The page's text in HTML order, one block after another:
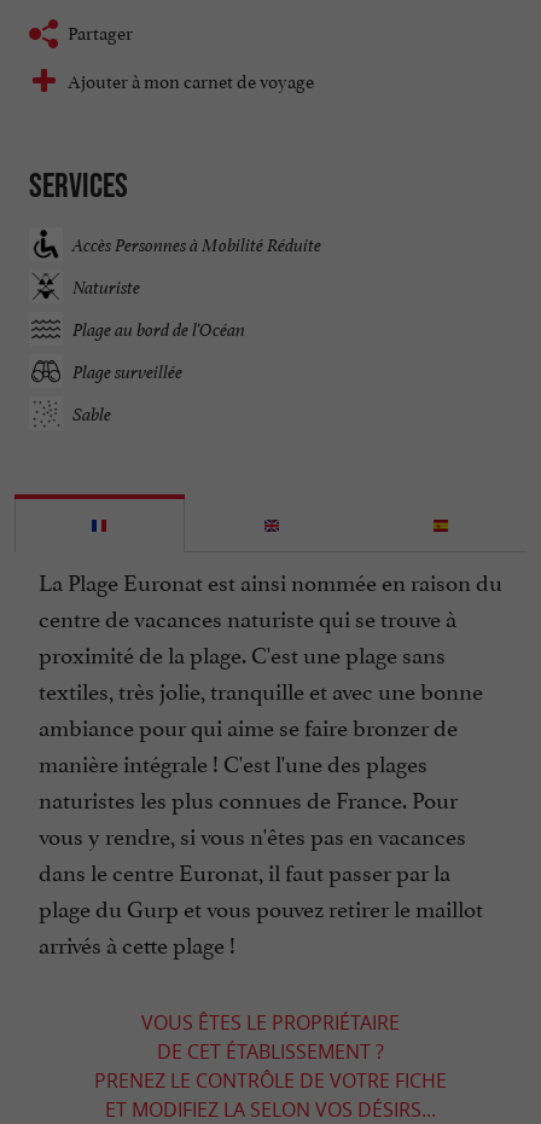
Partager
Ajouter à mon carnet de voyage
Services
Accès Personnes à Mobilité Réduite
Naturiste
Plage au bord de l'Océan
Plage surveillée
Sable
La Plage Euronat est ainsi nommée en raison du
centre de vacances naturiste qui se trouve à
proximité de la plage. C'est une plage sans
textiles, très jolie, tranquille et avec une bonne
ambiance pour qui aime se faire bronzer de
manière intégrale ! C'est l'une des plages
naturistes les plus connues de France. Pour
vous y rendre, si vous n'êtes pas en vacances
dans le centre Euronat, il faut passer par la
plage du Gurp et vous pouvez retirer le maillot
arrivés à cette plage !
VOUS ÊTES LE PROPRIÉTAIRE
DE CET ÉTABLISSEMENT ?
PRENEZ LE CONTRÔLE DE VOTRE FICHE
ET MODIFIEZ LA SELON VOS DÉSIRS...